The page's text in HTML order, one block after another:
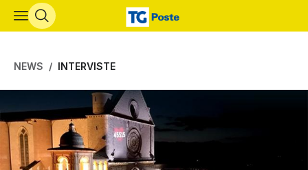
Vai al contenuto principale
NEWS INTERVISTE